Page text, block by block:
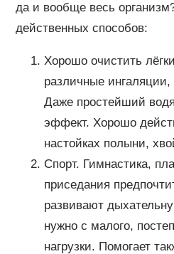
да и вообще весь
действенных способов:
Хорошо очистить
различные
Даже простейший
эффект. Хорошо
настойках полыни,
Спорт. Гимнастика,
приседания
развивают
нужно с малого,
нагрузки. Помогает